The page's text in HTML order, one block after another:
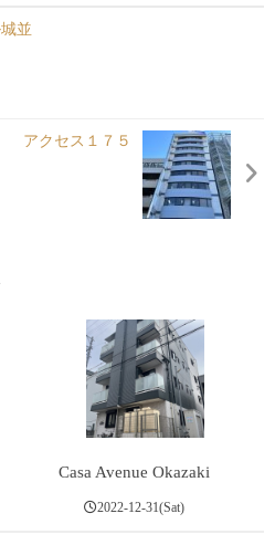
並
アクセス１７５
Casa Avenue Okazaki
2022-12-31(Sat)